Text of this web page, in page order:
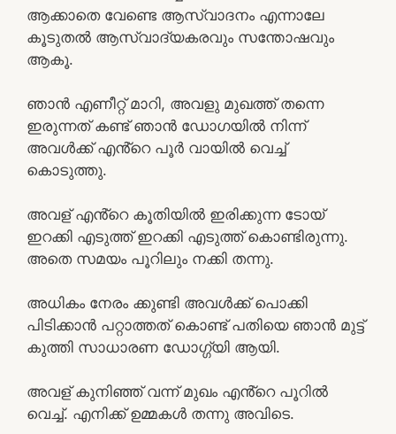
ആക്കാതെ വേണ്ടെ ആസ്വാദനം എന്നാലേ
കൂടുതൽ ആസ്വാദ്യകരവും സന്തോഷവും
ആകൂ.
ഞാൻ എണീറ്റ് മാറി, അവളു മുഖത്ത് തന്നെ
ഇരുന്നത് കണ്ട് ഞാൻ ഡോഗയിൽ നിന്ന്
അവൾക്ക് എൻ്റെ പൂർ വായിൽ വെച്ച്
കൊടുത്തു.
അവള് എൻ്റെ കൂതിയിൽ ഇരിക്കുന്ന ടോയ്
ഇറക്കി എടുത്ത് ഇറക്കി എടുത്ത് കൊണ്ടിരുന്നു.
അതെ സമയം പൂറിലും നക്കി തന്നു.
അധികം നേരം ക്കുണ്ടി അവൾക്ക് പൊക്കി
പിടിക്കാൻ പറ്റാത്തത് കൊണ്ട് പതിയെ ഞാൻ മുട്ട്
കുത്തി സാധാരണ ഡോഗ്ഗ്യി ആയി.
അവള് കുനിഞ്ഞ് വന്ന് മുഖം എൻ്റെ പൂറിൽ
വെച്ച്. എനിക്ക് ഉമ്മകൾ തന്നു അവിടെ.